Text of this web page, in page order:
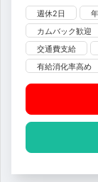
週休2日
カムバック歓迎
交通費支給
有給消化率高め